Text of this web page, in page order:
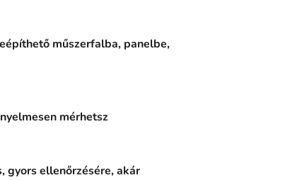
műszerfalba, panelbe,
mérhetsz
gyors ellenőrzésére, akár